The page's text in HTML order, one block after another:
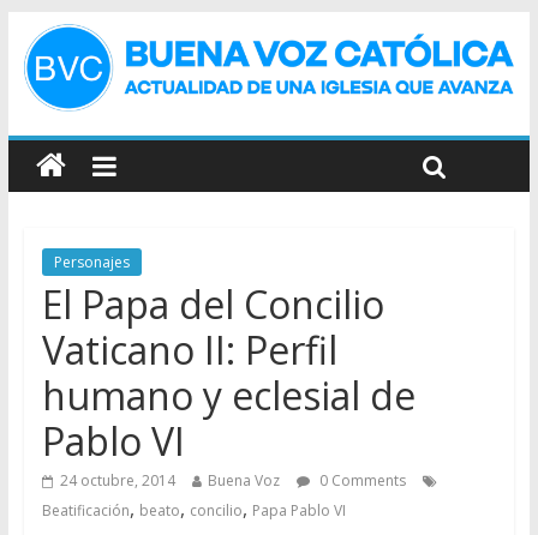
Personajes
El Papa del Concilio
Vaticano II: Perfil
humano y eclesial de
Pablo VI
24 octubre, 2014 Buena Voz
0 Comments
Beatificación, beato, concilio, Papa Pablo VI